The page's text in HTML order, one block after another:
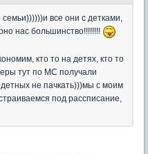
все они с детками,
нас большинство!!!!!!!!
кто то на детях, кто то
тут по МС получали
не пачкать)))мы с моим
под рассписание,